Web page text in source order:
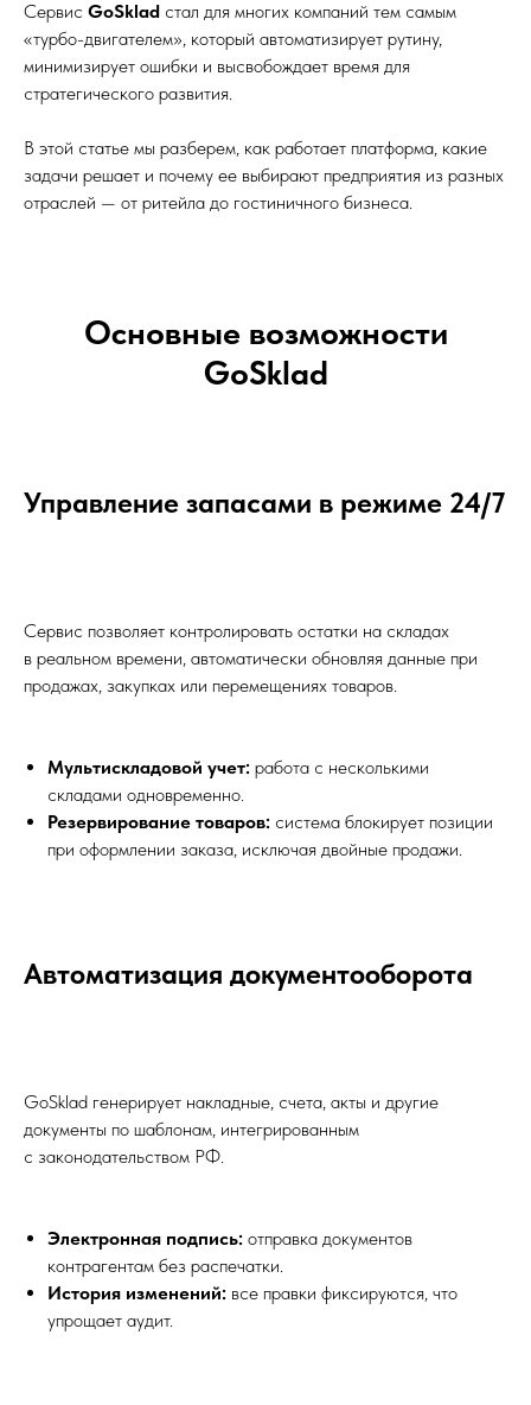
Сервис GoSklad стал для многих компаний тем самым
«турбо-двигателем», который автоматизирует рутину,
минимизирует ошибки и высвобождает время для
стратегического развития.
В этой статье мы разберем, как работает платформа, какие
задачи решает и почему ее выбирают предприятия из разных
отраслей — от ритейла до гостиничного бизнеса.
Основные возможности
GoSklad
Управление запасами в режиме 24/7
Сервис позволяет контролировать остатки на складах
в реальном времени, автоматически обновляя данные при
продажах, закупках или перемещениях товаров.
Мультискладовой учет: работа с несколькими
складами одновременно.
Резервирование товаров: система блокирует позиции
при оформлении заказа, исключая двойные продажи.
Автоматизация документооборота
GoSklad генерирует накладные, счета, акты и другие
документы по шаблонам, интегрированным
с законодательством РФ.
Электронная подпись: отправка документов
контрагентам без распечатки.
История изменений: все правки фиксируются, что
упрощает аудит.